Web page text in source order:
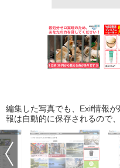
編集した写真でも、Exif情報
報は自動的に保存されるので